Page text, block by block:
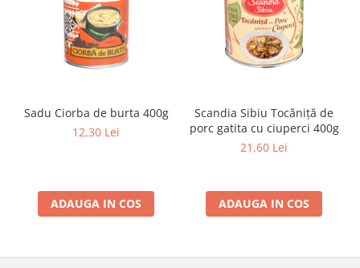
Sadu Ciorba de burta 400g
12,30 Lei
ADAUGA IN COS
Scandia Sibiu Tocăniţă de
porc gatita cu ciuperci 400g
21,60 Lei
ADAUGA IN COS